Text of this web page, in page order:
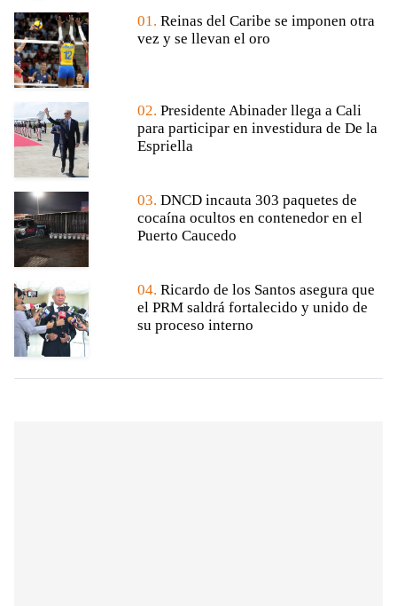
01. Reinas del Caribe se imponen otra
vez y se llevan el oro
02. Presidente Abinader llega a Cali
para participar en investidura de De la
Espriella
03. DNCD incauta 303 paquetes de
cocaína ocultos en contenedor en el
Puerto Caucedo
04. Ricardo de los Santos asegura que
el PRM saldrá fortalecido y unido de
su proceso interno